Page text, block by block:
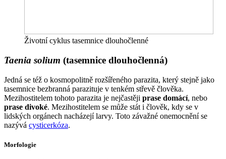
Životní cyklus tasemnice dlouhočlenné
Taenia solium (tasemnice dlouhočlenná)
Jedná se též o kosmopolitně rozšířeného parazita, který stejně jako
tasemnice bezbranná parazituje v tenkém střevě člověka.
Mezihostitelem tohoto parazita je nejčastěji prase domácí, nebo
prase divoké. Mezihostitelem se může stát i člověk, kdy se v
lidských orgánech nacházejí larvy. Toto závažné onemocnění se
nazývá cysticerkóza.
Morfologie